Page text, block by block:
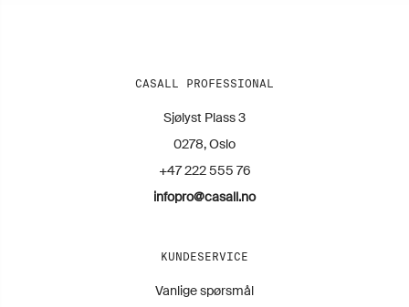
CASALL PROFESSIONAL
Sjølyst Plass 3
0278, Oslo
+47 222 555 76
infopro@casall.no
KUNDESERVICE
Vanlige spørsmål